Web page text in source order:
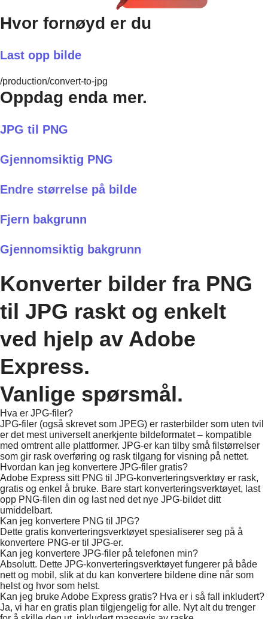
Hvor fornøyd er du
Last opp bilde
/production/convert-to-jpg
Oppdag enda mer.
JPG til PNG
Gjennomsiktig PNG
Endre størrelse på bilde
Fjern bakgrunn
Gjennomsiktig bakgrunn
Konverter bilder fra PNG
til JPG raskt og enkelt
ved hjelp av Adobe
Express.
Vanlige spørsmål.
Hva er JPG-filer?
JPG-filer (også skrevet som JPEG) er rasterbilder som uten tvil
er det mest universelt anerkjente bildeformatet – kompatible
med omtrent alle plattformer. JPG-er kan tilby små filstørrelser
som gir rask overføring og rask tilgang for visning på nettet.
Hvordan kan jeg konvertere JPG-filer gratis?
Adobe Express sitt PNG til JPG-konverteringsverktøy er rask,
gratis og enkel å bruke. Bare start konverteringsverktøyet, last
opp PNG-filen din og last ned det nye JPG-bildet ditt
umiddelbart.
Kan jeg konvertere PNG til JPG?
Dette gratis konverteringsverktøyet spesialiserer seg på å
konvertere PNG-er til JPG-er.
Kan jeg konvertere JPG-filer på telefonen min?
Absolutt. Dette JPG-konverteringsverktøyet fungerer på både
nett og mobil, slik at du kan konvertere bildene dine når som
helst og hvor som helst.
Kan jeg bruke Adobe Express gratis? Hva er i så fall inkludert?
Ja, vi har en gratis plan tilgjengelig for alle. Nyt alt du trenger